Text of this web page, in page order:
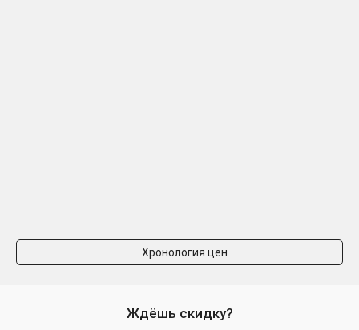
Хронология цен
Ждёшь скидку?